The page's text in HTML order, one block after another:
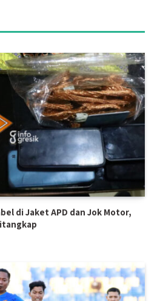
di Jaket APD dan Jok Motor,